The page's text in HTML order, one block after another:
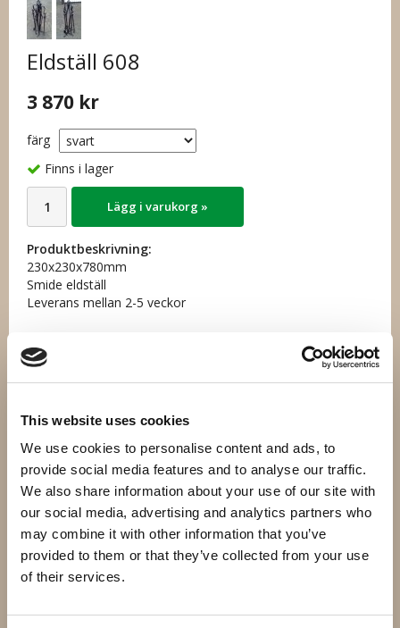
This website uses cookies
We use cookies to personalise content and ads, to
provide social media features and to analyse our traffic.
We also share information about your use of our site with
our social media, advertising and analytics partners who
may combine it with other information that you’ve
provided to them or that they’ve collected from your use
of their services.
Eldställ 608
3 870 kr
färg
Finns i lager
Lägg i varukorg »
Produktbeskrivning:
230x230x780mm
Smide eldställ
Leverans mellan 2-5 veckor
Direktlänk:
Högerklicka och kopiera adressen
Andra har även köpt